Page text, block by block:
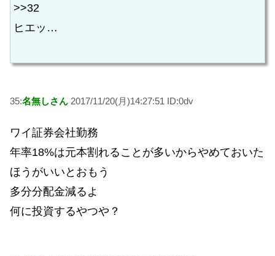
>>32
ヒエッ…
35:名無しさん 2017/11/20(月)14:27:51 ID:0dv
ワイ証券会社勤務
年率18%は元本割れることが多いからやめておいた
ほうがいいとおもう
多分分配金減るよ
何に投資するやつや？